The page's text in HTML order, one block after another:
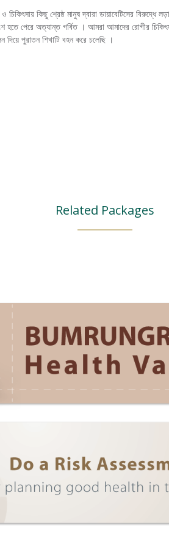
কিছু শ্রেষ্ঠ মানুষ দ্বারা ডায়াবেটিসের
অংশ হতে পেরে অত্যান্ত গর্বিত । আমরা আমাদের রোগীর
পুরাতন শিখাটি বহন করে চলেছি ।
Related Packages